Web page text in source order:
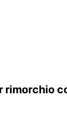
rimorchio